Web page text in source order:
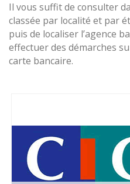
Il vous suffit de consulter
classée par localité et par
puis de localiser l’agence
effectuer des démarches
carte bancaire.